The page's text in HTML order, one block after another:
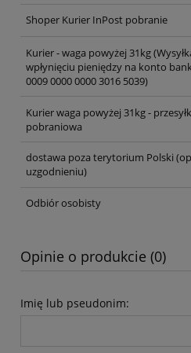
Shoper Kurier InPost pobranie
Kurier - waga powyżej 31kg
wpłynięciu pieniędzy na konto
0009 0000 0000 3016 5039)
Kurier waga powyżej 31kg -
pobraniowa
dostawa poza terytorium Polski
uzgodnieniu)
Odbiór osobisty
Opinie o produkcie (0)
Imię lub pseudonim: